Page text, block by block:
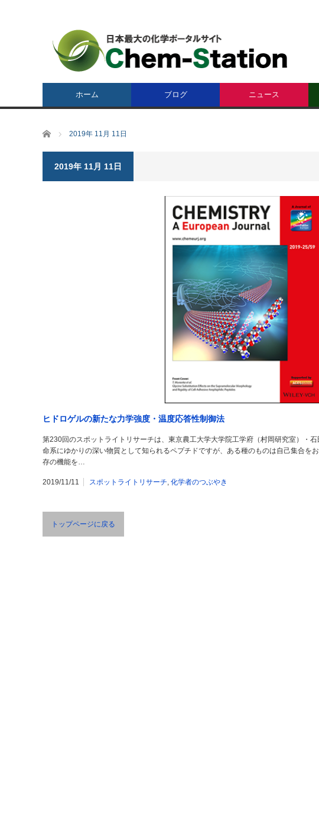
ホーム ブログ ニュース
ホーム 2019年 11月 11日
2019年 11月 11日
ヒドロゲルの新たな力学強度・温度応答性制御法
第230回のスポットライトリサーチは、東京農工大学大学院工学府（村岡研究室）・
命系にゆかりの深い物質として知られるペプチドですが、ある種のものは自己集合を
存の機能を…
2019/11/11 スポットライトリサーチ, 化学者のつぶやき
トップページに戻る